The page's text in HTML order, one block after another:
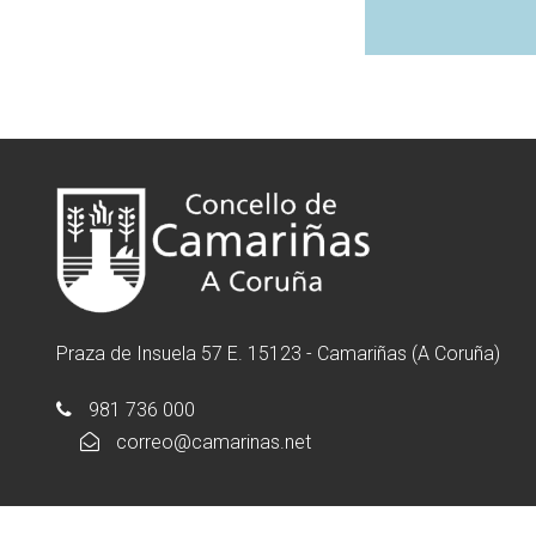
Praza de Insuela 57 E. 15123 - Camariñas (A Coruña)
981 736 000
correo@camarinas.net